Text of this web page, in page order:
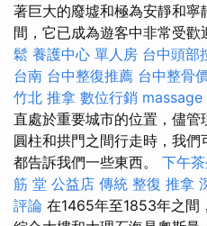
著巨大的廢墟和極為安靜和
間，它已成為遊客中非常受歡
鬆 養護中心 單人房 台中頭部
台南 台中整復推薦 台中整骨
竹北 推拿 數位行銷 massage
直處於重要城市的位置，儘
圓柱和拱門之間行走時，我
都告訴我們一些東西。 下午
筋 堂 公益店 傳統 整復 推拿
評論 在1465年至1853年之間